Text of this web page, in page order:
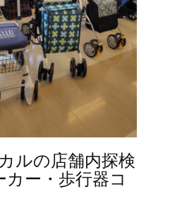
ルの店舗内探検
ー・歩行器コ